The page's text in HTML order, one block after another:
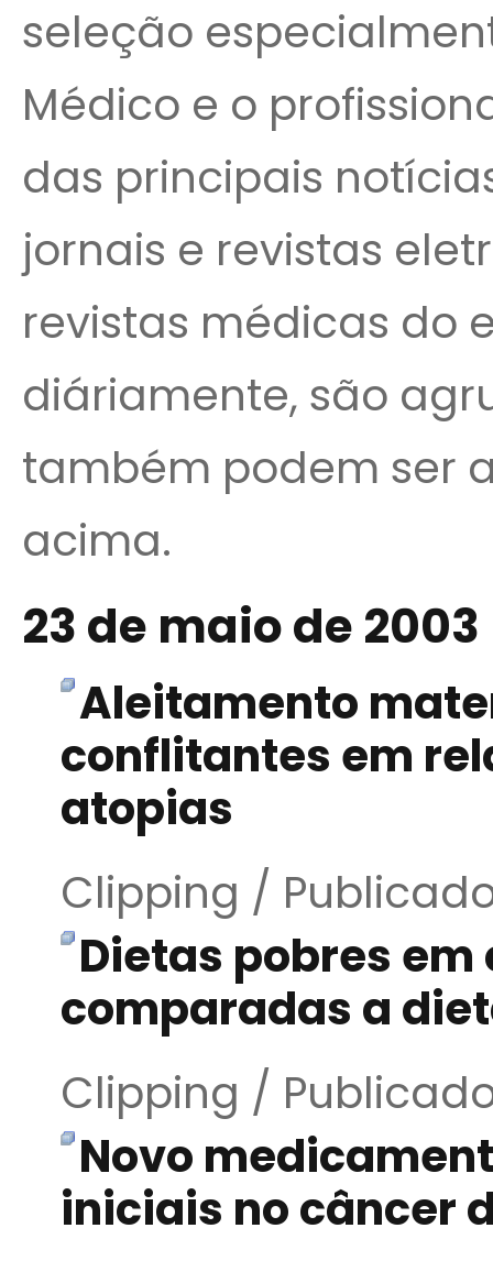
seleção
Médico e o
das principais
jornais e revistas
revistas médicas do
diáriamente, são
também podem ser
acima.
23 de maio de 2003
Aleitamento
conflitantes em
atopias
Clipping /
Dietas pobres
comparadas a
Clipping /
Novo
iniciais no câncer